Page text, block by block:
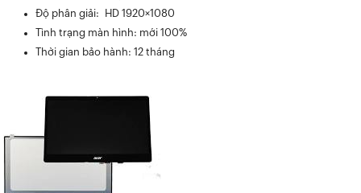
Độ phân giải: HD 1920×1080
Tình trạng màn hình: mới 100%
Thời gian bảo hành: 12 tháng